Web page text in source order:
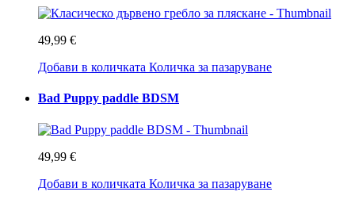
49,99 €
Добави в количката Количка за пазаруване
Bad Puppy paddle BDSM
49,99 €
Добави в количката Количка за пазаруване